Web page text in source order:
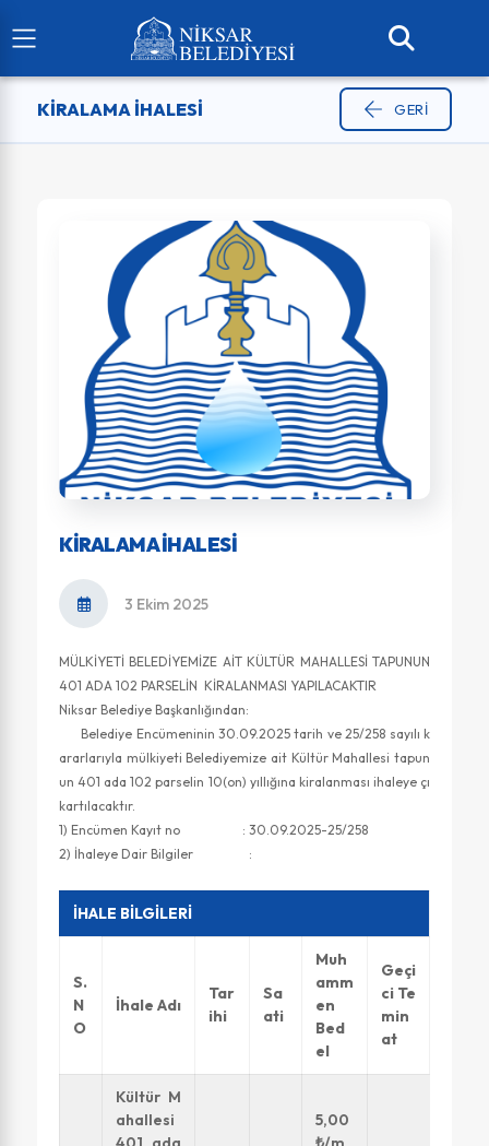
KIRALAMA İHALESI GERI
KIRALAMA İHALESI
3 Ekim 2025
MÜLKİYETİ BELEDİYEMİZE AİT KÜLTÜR MAHALLESİ TAPUNUN
401 ADA 102 PARSELİN KİRALANMASI YAPILACAKTIR
Niksar Belediye Başkanlığından:
Belediye Encümeninin 30.09.2025 tarih ve 25/258 sayılı k
ararlarıyla mülkiyeti Belediyemize ait Kültür Mahallesi tapun
un 401 ada 102 parselin 10(on) yıllığına kiralanması ihaleye çı
kartılacaktır.
1) Encümen Kayıt no : 30.09.2025-25/258
2) İhaleye Dair Bilgiler :
İHALE BİLGİLERİ
S.
N
O
İhale Adı
Tar
ihi
Sa
ati
Muh
amm
en
Bed
el
Geçi
ci Te
min
at
Kültür M
ahallesi
5,00